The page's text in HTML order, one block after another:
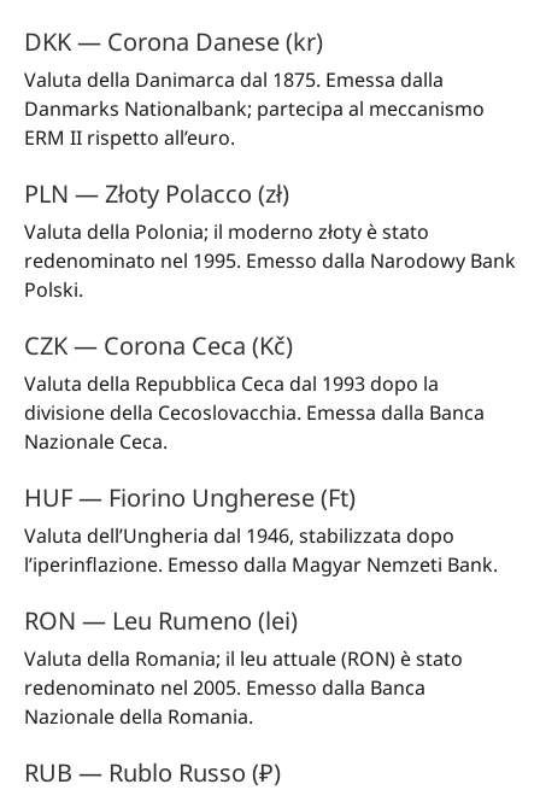
DKK — Corona Danese (kr)
Valuta della Danimarca dal 1875. Emessa dalla
Danmarks Nationalbank; partecipa al meccanismo
ERM II rispetto all’euro.
PLN — Złoty Polacco (zł)
Valuta della Polonia; il moderno złoty è stato
redenominato nel 1995. Emesso dalla Narodowy Bank
Polski.
CZK — Corona Ceca (Kč)
Valuta della Repubblica Ceca dal 1993 dopo la
divisione della Cecoslovacchia. Emessa dalla Banca
Nazionale Ceca.
HUF — Fiorino Ungherese (Ft)
Valuta dell’Ungheria dal 1946, stabilizzata dopo
l’iperinflazione. Emesso dalla Magyar Nemzeti Bank.
RON — Leu Rumeno (lei)
Valuta della Romania; il leu attuale (RON) è stato
redenominato nel 2005. Emesso dalla Banca
Nazionale della Romania.
RUB — Rublo Russo (₽)